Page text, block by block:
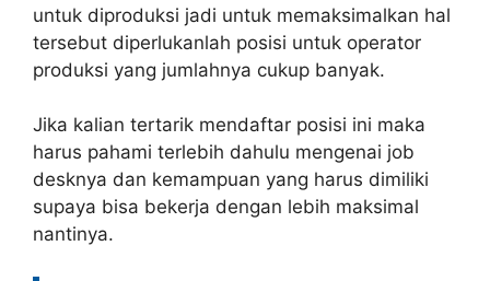
untuk diproduksi jadi untuk memaksimalkan hal
tersebut diperlukanlah posisi untuk operator
produksi yang jumlahnya cukup banyak.
Jika kalian tertarik mendaftar posisi ini maka
harus pahami terlebih dahulu mengenai job
desknya dan kemampuan yang harus dimiliki
supaya bisa bekerja dengan lebih maksimal
nantinya.